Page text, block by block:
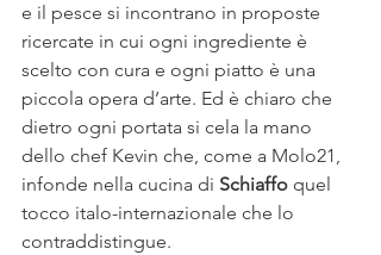
e il pesce si incontrano in proposte
ricercate in cui ogni ingrediente è
scelto con cura e ogni piatto è una
piccola opera d’arte. Ed è chiaro che
dietro ogni portata si cela la mano
dello chef Kevin che, come a Molo21,
infonde nella cucina di Schiaffo quel
tocco italo-internazionale che lo
contraddistingue.